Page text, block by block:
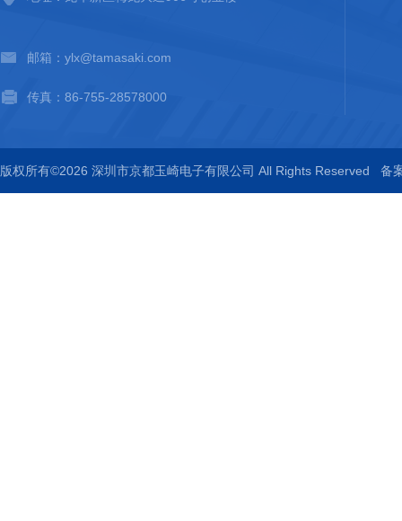
邮箱：ylx@tamasaki.com
传真：86-755-28578000
版权所有©2026 深圳市京都玉崎电子有限公司 All Rights Reserved 备